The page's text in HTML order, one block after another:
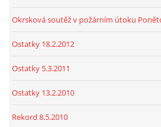
Okrsková soutěž v požárním útoku
Ostatky 18.2.2012
Ostatky 5.3.2011
Ostatky 13.2.2010
Rekord 8.5.2010